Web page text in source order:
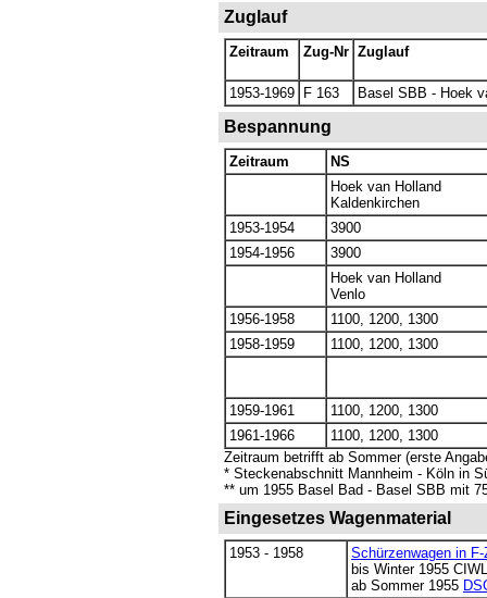
Zuglauf
Zeitraum Zug-Nr Zuglauf
1953-1969 F 163 Basel SBB - Hoek
Bespannung
Zeitraum
NS
Hoek van Holland
Kaldenkirchen
1953-1954
3900
1954-1956
3900
Hoek van Holland
Venlo
1956-1958
1100, 1200, 1300
1958-1959
1100, 1200, 1300
1959-1961
1100, 1200, 1300
1961-1966
1100, 1200, 1300
Zeitraum betrifft ab Sommer (erste
* Steckenabschnitt Mannheim - Köln in
** um 1955 Basel Bad - Basel SBB mit
Eingesetzes Wagenmaterial
1953 - 1958
Schürzenwagen in
bis Winter 1955
ab Sommer 1955